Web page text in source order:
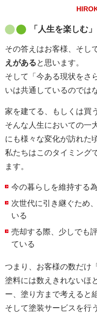
「人生を楽しむ」
その答えはお客様、そし
えがあると思います。
そして「今ある現状をさ
いは共通しているのでは
家を建てる、もしくは買う
そんな人生においての一
にも様々な変化が訪れた
私たちはこのタイミング
ます。
今の暮らしを維持する
次世代に引き継ぐため
いる
売却する際、少しでも
ている
つまり、お客様の数だけ
塗料には数えきれないほ
ー、塗り方まで考えると
そして塗装サービスを行